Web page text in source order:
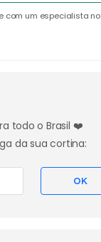
com um especialista no
todo o Brasil ❤️
da sua cortina: